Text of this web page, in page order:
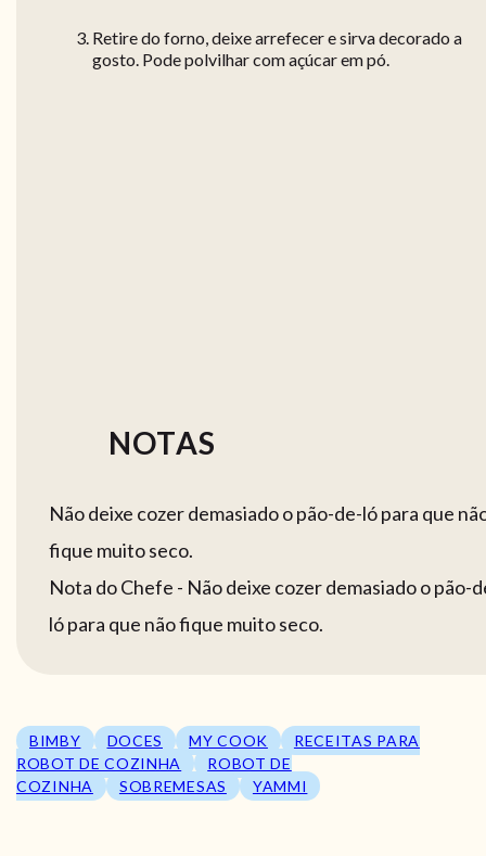
Retire do forno, deixe arrefecer e sirva decorado a
gosto. Pode polvilhar com açúcar em pó.
NOTAS
Não deixe cozer demasiado o pão-de-ló para que
fique muito seco.
Nota do Chefe - Não deixe cozer demasiado o pão-
ló para que não fique muito seco.
BIMBY DOCES MY COOK
RECEITAS PARA
ROBOT DE COZINHA
ROBOT DE
COZINHA
SOBREMESAS YAMMI